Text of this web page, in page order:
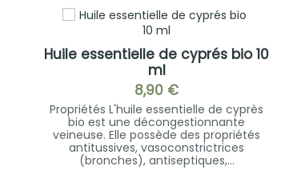
Huile essentielle de cyprés bio 10
ml
8,90 €
Propriétés L'huile essentielle de cyprès
bio est une décongestionnante
veineuse. Elle possède des propriétés
antitussives, vasoconstrictrices
(bronches), antiseptiques,...